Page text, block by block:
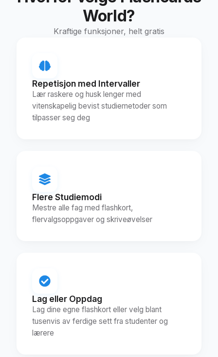
World?
Kraftige funksjoner, helt gratis
Repetisjon med Intervaller
Lær raskere og husk lenger med
vitenskapelig bevist studiemetoder som
tilpasser seg deg
Flere Studiemodi
Mestre alle fag med flashkort,
flervalgsoppgaver og skriveøvelser
Lag eller Oppdag
Lag dine egne flashkort eller velg blant
tusenvis av ferdige sett fra studenter og
lærere